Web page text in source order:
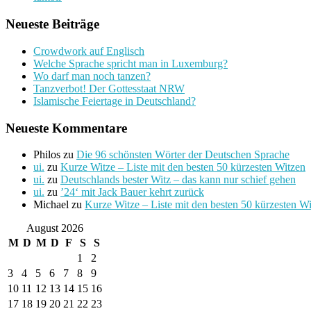
Neueste Beiträge
Crowdwork auf Englisch
Welche Sprache spricht man in Luxemburg?
Wo darf man noch tanzen?
Tanzverbot! Der Gottesstaat NRW
Islamische Feiertage in Deutschland?
Neueste Kommentare
Philos zu Die 96 schönsten Wörter der Deutschen Sprache
ui. zu Kurze Witze – Liste mit den besten 50 kürzesten Witzen
ui. zu Deutschlands bester Witz – das kann nur schief gehen
ui. zu ’24‘ mit Jack Bauer kehrt zurück
Michael zu Kurze Witze – Liste mit den besten 50 kürzesten
August 2026
M D M D F S
S
1
2
3
4 5 6 7 8
9
10 11 12 13 14 15 16
17 18 19 20 21 22 23